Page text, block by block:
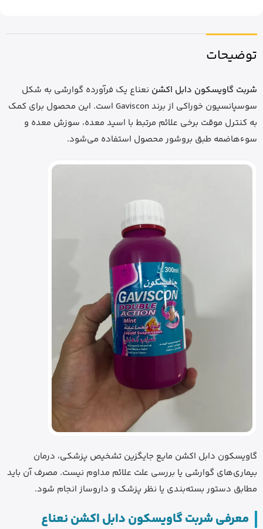
توضیحات
شربت گاویسکون دابل اکشن نعناع یک فرآورده گوارشی به شکل
سوسپانسیون خوراکی از برند Gaviscon است. این محصول برای کمک
به کنترل موقت برخی علائم مرتبط با اسید معده، سوزش معده و
سوءهاضمه طبق بروشور محصول استفاده می‌شود.
گاویسکون دابل اکشن مایع جایگزین تشخیص پزشکی، درمان
بیماری‌های گوارشی یا بررسی علت علائم مداوم نیست. مصرف آن باید
مطابق دستور بسته‌بندی یا نظر پزشک و داروساز انجام شود.
معرفی شربت گاویسکون دابل اکشن نعناع